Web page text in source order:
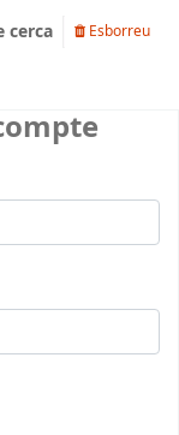
cerca Esborreu